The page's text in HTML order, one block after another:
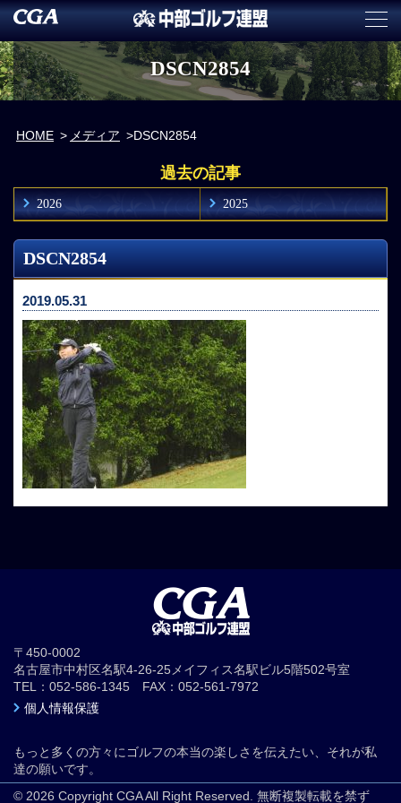
DSCN2854
HOME メディア DSCN2854
過去の記事
2026 2025
DSCN2854
2019.05.31
〒450-0002
名古屋市中村区名駅4-26-25メイフィス名駅ビル5階502号室
TEL：052-586-1345 FAX：052-561-7972
個人情報保護
もっと多くの方々にゴルフの本当の楽しさを伝えたい、それが私
達の願いです。
© 2026 Copyright CGA All Right Reserved. 無断複製転載を禁ず